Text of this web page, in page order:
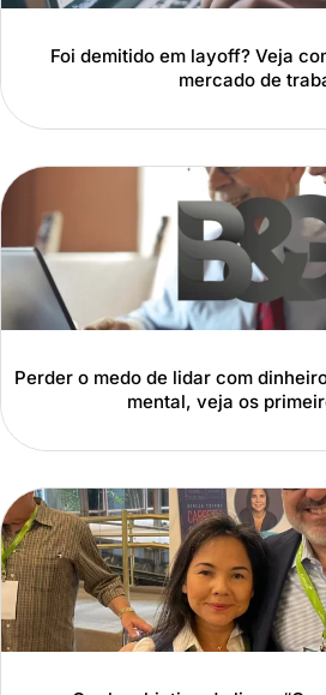
Foi demitido em layoff? Veja
mercado de
Perder o medo de lidar com
mental, veja os